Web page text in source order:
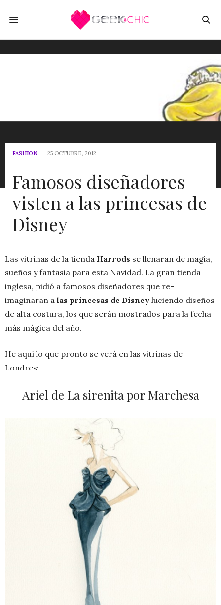
FASHION 25 OCTUBRE, 2012
Famosos diseñadores
visten a las princesas de
Disney
Las vitrinas de la tienda Harrods se llenaran de magia,
sueños y fantasia para esta Navidad. La gran tienda
inglesa, pidió a famosos diseñadores que re-
imaginaran a las princesas de Disney luciendo diseños
de alta costura, los que serán mostrados para la fecha
más mágica del año.
He aquí lo que pronto se verá en las vitrinas de
Londres:
Ariel de La sirenita por Marchesa